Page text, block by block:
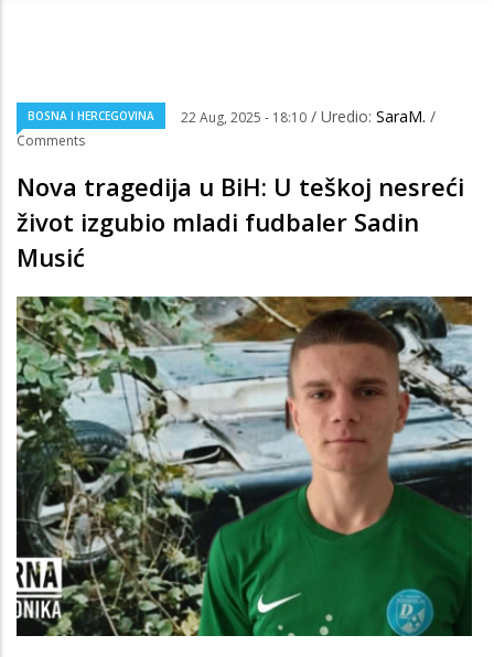
BOSNA I HERCEGOVINA 22 Aug, 2025 - 18:10 / Uredio: SaraM. /
Comments
Nova tragedija u BiH: U teškoj nesreći
život izgubio mladi fudbaler Sadin
Musić